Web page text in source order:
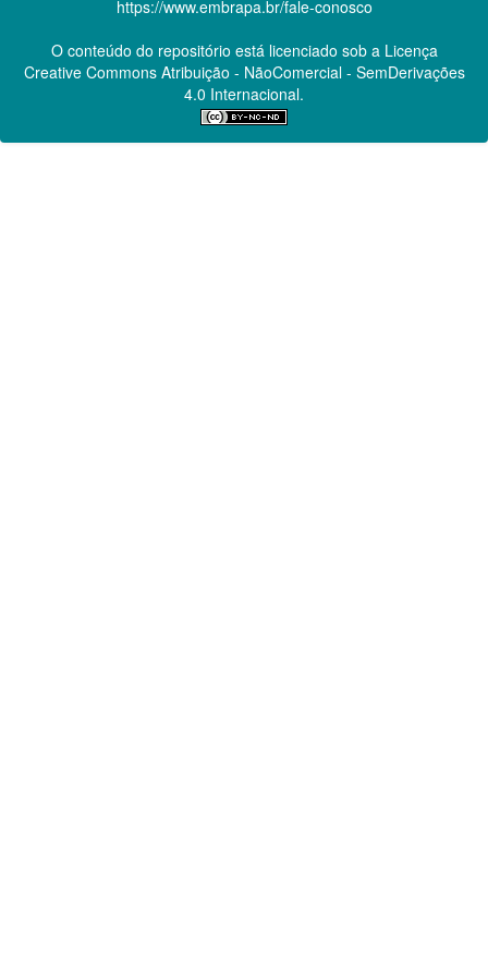
https://www.embrapa.br/fale-conosco
O conteúdo do repositório está licenciado sob a Licença
Creative CommonsAtribuição - NãoComercial - SemDerivações
4.0 Internacional.